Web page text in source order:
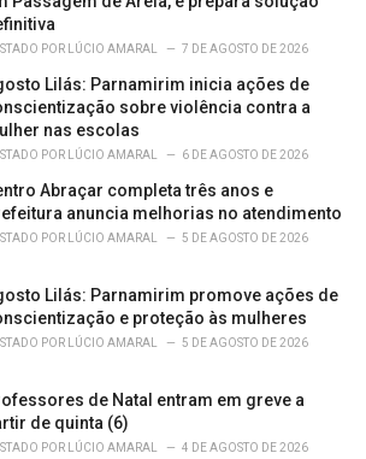
POR LÚCIO AMARAL 7 DE AGOSTO DE 2026
Lilás: Parnamirim inicia ações de
sobre violência contra a
nas escolas
POR LÚCIO AMARAL 6 DE AGOSTO DE 2026
Abraçar completa três anos e
anuncia melhorias no atendimento
POR LÚCIO AMARAL 5 DE AGOSTO DE 2026
Lilás: Parnamirim promove ações de
e proteção às mulheres
POR LÚCIO AMARAL 5 DE AGOSTO DE 2026
de Natal entram em greve a
de quinta (6)
POR LÚCIO AMARAL 4 DE AGOSTO DE 2026